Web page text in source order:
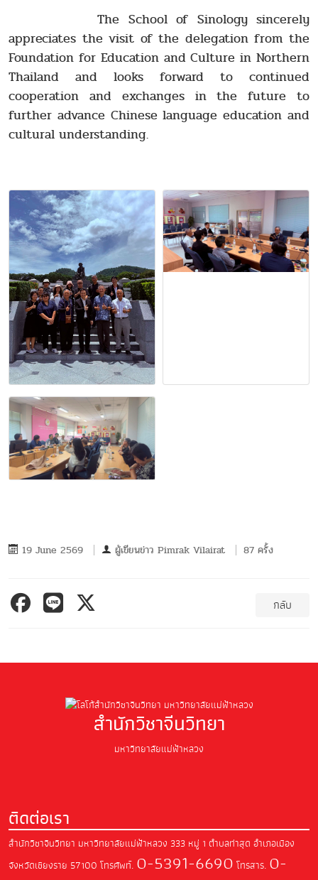
The School of Sinology sincerely
appreciates the visit of the delegation from the
Foundation for Education and Culture in Northern
Thailand and looks forward to continued
cooperation and exchanges in the future to
further advance Chinese language education and
cultural understanding.
19 June 2569 ผู้เขียนข่าว Pimrak Vilairat 87 ครั้ง
กลับ
สำนักวิชาจีนวิทยา
มหาวิทยาลัยแม่ฟ้าหลวง
ติดต่อเรา
สำนักวิชาจีนวิทยา มหาวิทยาลัยแม่ฟ้าหลวง 333 หมู่ 1 ตำบลท่าสุด อำเภอเมือง
จังหวัดเชียงราย 57100 โทรศัพท์. 0-5391-6690 โทรสาร. 0-